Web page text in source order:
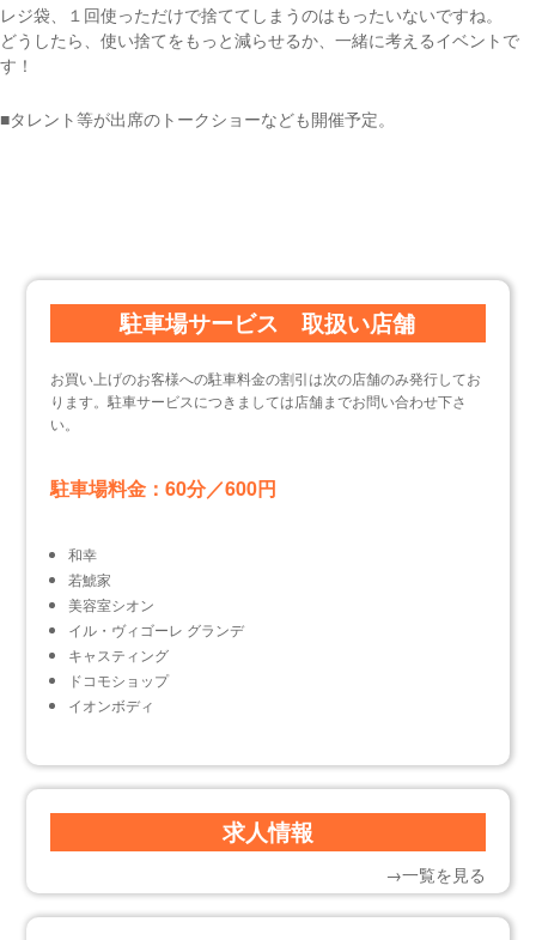
レジ袋、１回使っただけで捨ててしまうのはもったいないですね。
どうしたら、使い捨てをもっと減らせるか、一緒に考えるイベントで
す！
■タレント等が出席のトークショーなども開催予定。
駐車場サービス 取扱い店舗
お買い上げのお客様への駐車料金の割引は次の店舗のみ発行してお
ります。駐車サービスにつきましては店舗までお問い合わせ下さ
い。
駐車場料金：60分／600円
和幸
若鯱家
美容室シオン
イル・ヴィゴーレ グランデ
キャスティング
ドコモショップ
イオンボディ
求人情報
→一覧を見る